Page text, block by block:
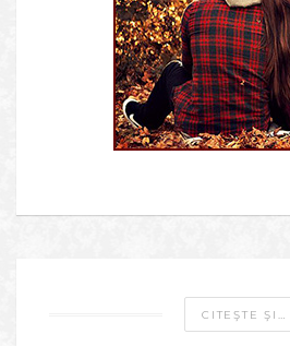
CITEŞTE ŞI…